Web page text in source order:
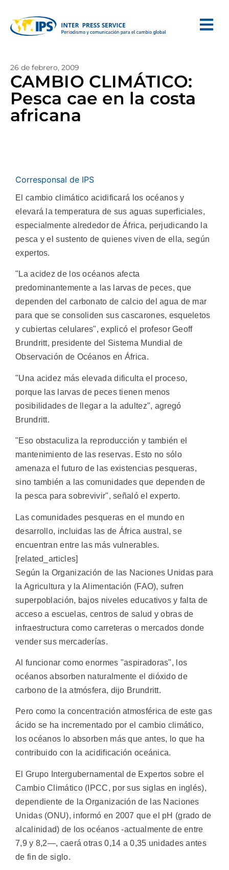
26 de febrero, 2009
CAMBIO CLIMÁTICO:
Pesca cae en la costa
africana
Corresponsal de IPS
El cambio climático acidificará los océanos y
elevará la temperatura de sus aguas superficiales,
especialmente alrededor de África, perjudicando la
pesca y el sustento de quienes viven de ella, según
expertos.
"La acidez de los océanos afecta
predominantemente a las larvas de peces, que
dependen del carbonato de calcio del agua de mar
para que se consoliden sus cascarones, esqueletos
y cubiertas celulares", explicó el profesor Geoff
Brundritt, presidente del Sistema Mundial de
Observación de Océanos en África.
"Una acidez más elevada dificulta el proceso,
porque las larvas de peces tienen menos
posibilidades de llegar a la adultez", agregó
Brundritt.
"Eso obstaculiza la reproducción y también el
mantenimiento de las reservas. Esto no sólo
amenaza el futuro de las existencias pesqueras,
sino también a las comunidades que dependen de
la pesca para sobrevivir", señaló el experto.
Las comunidades pesqueras en el mundo en
desarrollo, incluidas las de África austral, se
encuentran entre las más vulnerables.
[related_articles]
Según la Organización de las Naciones Unidas para
la Agricultura y la Alimentación (FAO), sufren
superpoblación, bajos niveles educativos y falta de
acceso a escuelas, centros de salud y obras de
infraestructura como carreteras o mercados donde
vender sus mercaderías.
Al funcionar como enormes "aspiradoras", los
océanos absorben naturalmente el dióxido de
carbono de la atmósfera, dijo Brundritt.
Pero como la concentración atmosférica de este gas
ácido se ha incrementado por el cambio climático,
los océanos lo absorben más que antes, lo que ha
contribuido con la acidificación oceánica.
El Grupo Intergubernamental de Expertos sobre el
Cambio Climático (IPCC, por sus siglas en inglés),
dependiente de la Organización de las Naciones
Unidas (ONU), informó en 2007 que el pH (grado de
alcalinidad) de los océanos -actualmente de entre
7,9 y 8,2—, caerá otras 0,14 a 0,35 unidades antes
de fin de siglo.